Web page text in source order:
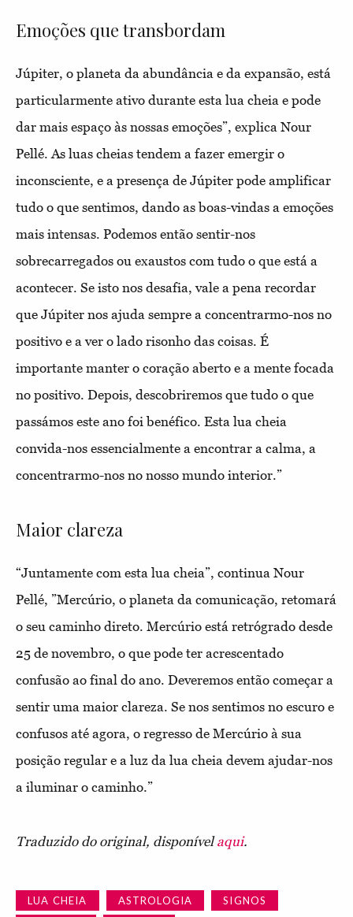
Emoções que transbordam
Júpiter, o planeta da abundância e da expansão, está
particularmente ativo durante esta lua cheia e pode
dar mais espaço às nossas emoções”, explica Nour
Pellé. As luas cheias tendem a fazer emergir o
inconsciente, e a presença de Júpiter pode amplificar
tudo o que sentimos, dando as boas-vindas a emoções
mais intensas. Podemos então sentir-nos
sobrecarregados ou exaustos com tudo o que está a
acontecer. Se isto nos desafia, vale a pena recordar
que Júpiter nos ajuda sempre a concentrarmo-nos no
positivo e a ver o lado risonho das coisas. É
importante manter o coração aberto e a mente focada
no positivo. Depois, descobriremos que tudo o que
passámos este ano foi benéfico. Esta lua cheia
convida-nos essencialmente a encontrar a calma, a
concentrarmo-nos no nosso mundo interior.”
Maior clareza
“Juntamente com esta lua cheia”, continua Nour
Pellé, ”Mercúrio, o planeta da comunicação, retomará
o seu caminho direto. Mercúrio está retrógrado desde
25 de novembro, o que pode ter acrescentado
confusão ao final do ano. Deveremos então começar a
sentir uma maior clareza. Se nos sentimos no escuro e
confusos até agora, o regresso de Mercúrio à sua
posição regular e a luz da lua cheia devem ajudar-nos
a iluminar o caminho.”
Traduzido do original, disponívelaqui.
LUA CHEIA ASTROLOGIA SIGNOS